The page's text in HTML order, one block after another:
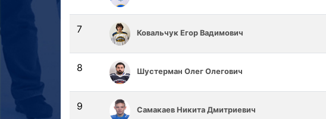
7 Ковальчук Егор Вадимович
8 Шустерман Олег Олегович
9 Самакаев Никита Дмитриевич